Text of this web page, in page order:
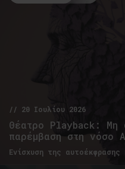
// 20 Ιουλίου 2026
Θέατρο Playback: Μη
παρέμβαση στη νόσο
Ενίσχυση της αυτοέκφρασης